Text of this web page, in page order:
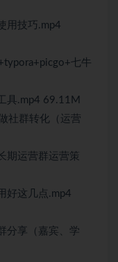
用技巧.mp4
七牛
具.mp4 69.11M
社群转化（运营
期运营群运营策
好这几点.mp4
分享（嘉宾、学